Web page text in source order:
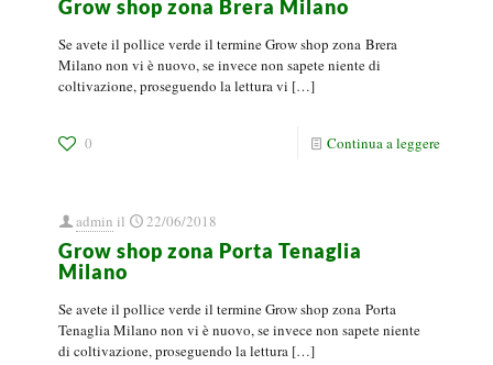
Grow shop zona Brera Milano
Se avete il pollice verde il termine Grow shop zona Brera
Milano non vi è nuovo, se invece non sapete niente di
coltivazione, proseguendo la lettura vi […]
0 Continua a leggere
admin il 22/06/2018
Grow shop zona Porta Tenaglia
Milano
Se avete il pollice verde il termine Grow shop zona Porta
Tenaglia Milano non vi è nuovo, se invece non sapete niente
di coltivazione, proseguendo la lettura […]